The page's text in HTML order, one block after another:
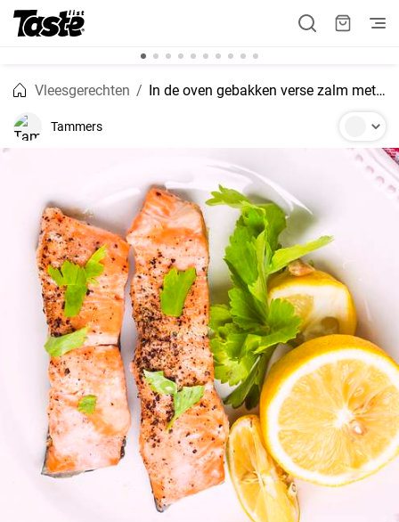
Vleesgerechten In de oven gebakken verse zalm met citroen en dille
Tammers